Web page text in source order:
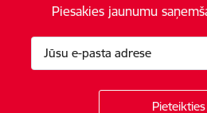
Piesakies jaunumu